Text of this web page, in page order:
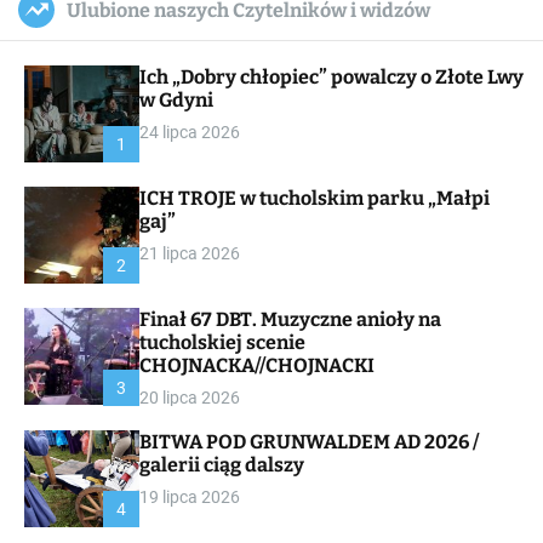
c
a
a
s
W
i
e
l
c
Ulubione naszych Czytelników i widzów
1
Ich „Dobry chłopiec” powalczy o Złote Lwy
w Gdyni
24 lipca 2026
2
ICH TROJE w tucholskim parku „Małpi
gaj”
21 lipca 2026
3
Finał 67 DBT. Muzyczne anioły na
tucholskiej scenie
CHOJNACKA//CHOJNACKI
20 lipca 2026
4
BITWA POD GRUNWALDEM AD 2026 /
galerii ciąg dalszy
19 lipca 2026